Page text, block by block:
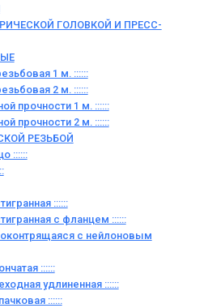
ГОЛОВКОЙ И ПРЕСС-
1 м. ::::::
2 м. ::::::
прочности 1 м. ::::::
прочности 2 м. ::::::
РЕЗЬБОЙ
::::::
::::::
с фланцем ::::::
с нейлоновым
::::::
удлиненная ::::::
::::::